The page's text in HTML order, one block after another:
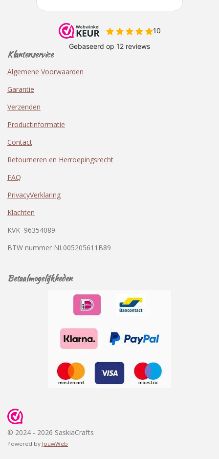
Klantenservice
Algemene Voorwaarden
Garantie
Verzenden
Productinformatie
Contact
Retourneren en Herroepingsrecht
FAQ
PrivacyVerklaring
Klachten
KVK 96354089
BTW nummer NL005205611B89
Betaalmogelijkheden
© 2024 - 2026 SaskiaCrafts
Powered by JouwWeb